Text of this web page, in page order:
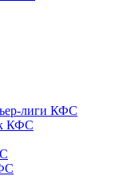
лиги КФС
КФС